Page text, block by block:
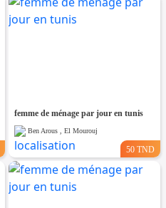
femme de ménage par jour en tunis
Ben Arous , El Mourouj
50 TND